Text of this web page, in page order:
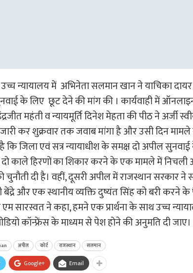
न्यायालय में अभिनेता सलमान खान ने याचिका
के लिए छूट देने की मांग की । कार्यवाही में
महंती व न्यायमूर्ति दिनेश मेहता की पीठ ने अर्जी
कर शुक्रवार तक जवाब मांगा है और उसी दिन
जिला एवं सत्र न्यायाधीश के समक्ष दो अपील
काले हिरणों का शिकार करने के एक मामले में निचली
दी है। वहीं, दूसरी अपील में राजस्थान सरकार ने
और एक स्थानीय व्यक्ति दुष्यंत सिंह को बरी करने
सारस्वत ने कहा, हमने एक प्रार्थना के साथ उच्च
कॉन्फ्रेंस के माध्यम से पेश होने की अनुमति दी जाए।
अपील कोर्ट राजस्थान सलमान
Google+ Email